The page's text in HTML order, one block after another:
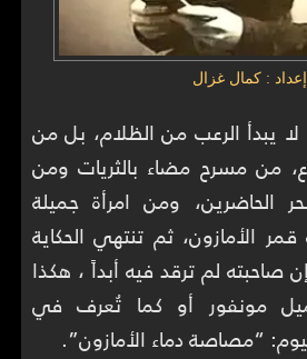
إعداد : كمال غزال
يبدأ الرعب من الظلام، بل من
من مسرح مضاء بالثريات ومن
الحاضرين، ومن امرأة جميلة
الأمازون، ثم تنتهي الحكاية
صاحبته لم ترقد فيه أبداً ، هكذا
مونفور أو كما تُعرف في
“مصاصة دماء الأمازون”.